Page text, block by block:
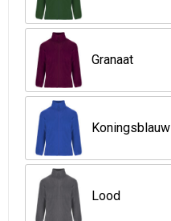
Reistassen
Waterbestendige tassen
Strandtassen
Goodiebags
Granaat
Koningsblauw
Lood